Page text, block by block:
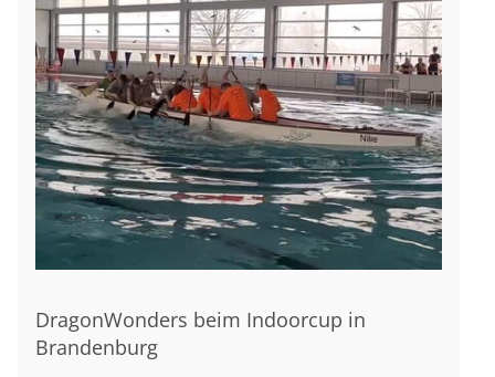
DragonWonders beim Indoorcup in
Brandenburg